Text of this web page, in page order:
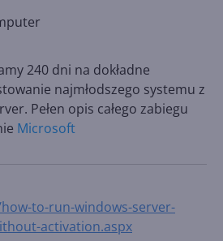
240 dni na dokładne
najmłodszego systemu z
Pełen opis całego zabiegu
Microsoft
to-run-windows-server-
activation.aspx